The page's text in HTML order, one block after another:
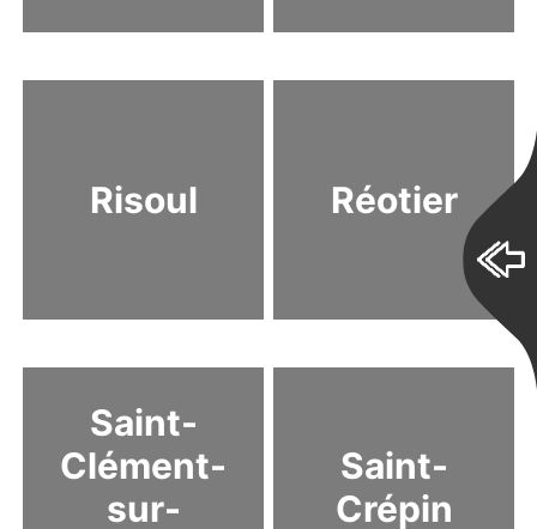
Risoul Réotier
Saint-
Clément-
sur-
Saint-
Crépin